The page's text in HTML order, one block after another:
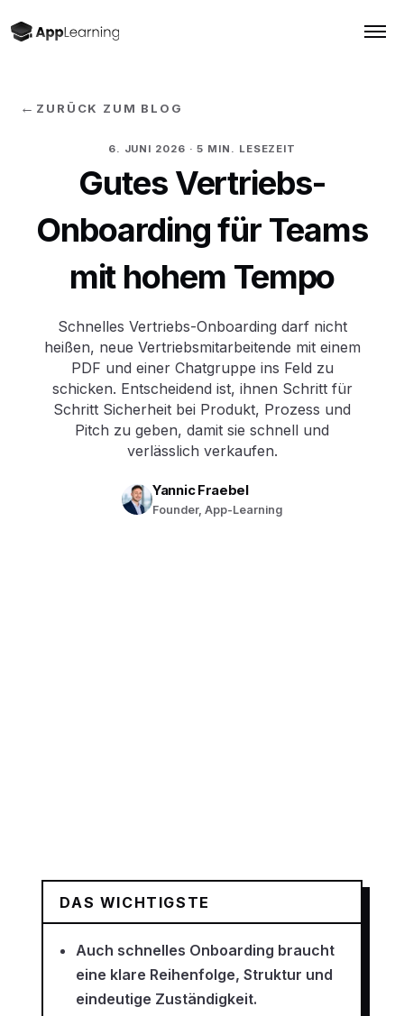
← ZURÜCK ZUM BLOG
6. JUNI 2026 · 5 MIN. LESEZEIT
Gutes Vertriebs-
Onboarding für Teams
mit hohem Tempo
Schnelles Vertriebs-Onboarding darf nicht
heißen, neue Vertriebsmitarbeitende mit einem
PDF und einer Chatgruppe ins Feld zu
schicken. Entscheidend ist, ihnen Schritt für
Schritt Sicherheit bei Produkt, Prozess und
Pitch zu geben, damit sie schnell und
verlässlich verkaufen.
Yannic Fraebel
Founder, App-Learning
DAS WICHTIGSTE
Auch schnelles Onboarding braucht
eine klare Reihenfolge, Struktur und
eindeutige Zuständigkeit.